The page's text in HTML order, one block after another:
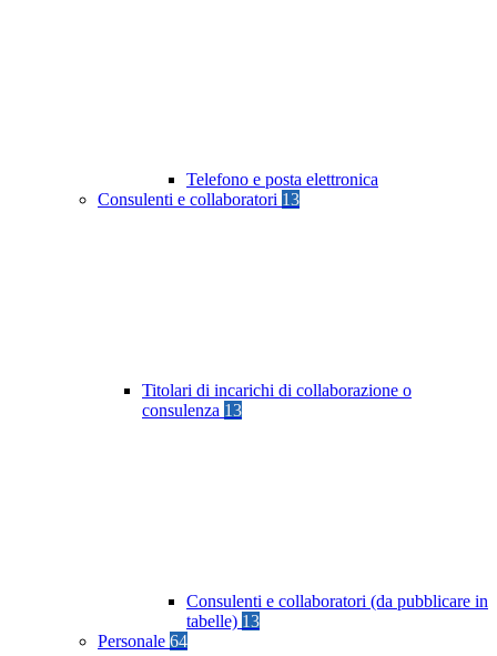
Telefono e posta elettronica
Consulenti e collaboratori 13
Titolari di incarichi di collaborazione o
consulenza 13
Consulenti e collaboratori (da pubblicare in
tabelle) 13
Personale 64